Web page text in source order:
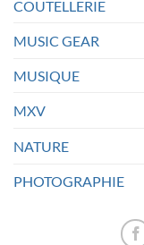
COUTELLERIE
MUSIC GEAR
MUSIQUE
MXV
NATURE
PHOTOGRAPHIE